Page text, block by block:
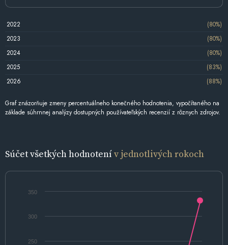
2022
(80%)
2023
(80%)
2024
(80%)
2025
(83%)
2026
(88%)
Graf znázorňuje zmeny percentuálneho konečného hodnotenia, vypočítaného na
základe súhrnnej analýzy dostupných používateľských recenzií z rôznych zdrojov.
Súčet všetkých hodnotenív jednotlivých rokoch
250
300
350